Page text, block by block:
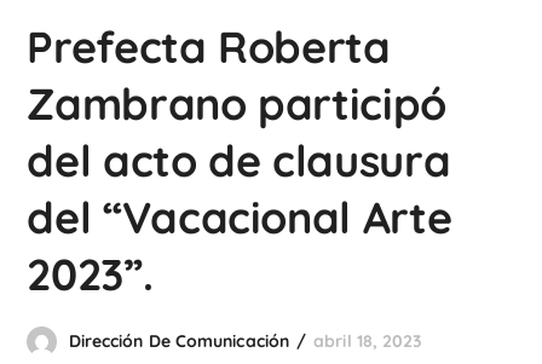
Prefecta Roberta
Zambrano participó
del acto de clausura
del “Vacacional Arte
2023”.
Dirección De Comunicación abril 18, 2023